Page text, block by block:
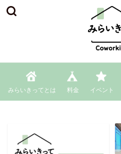
みらいきってとは 料金 イベント